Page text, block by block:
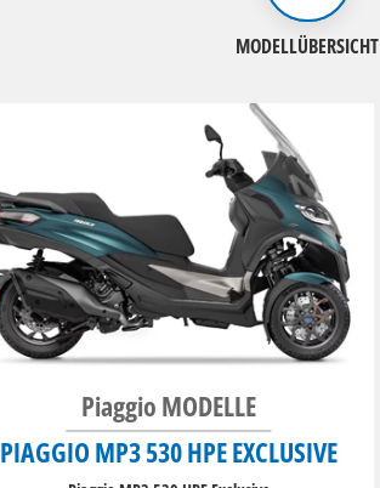
MODELLÜBERSICHT
Piaggio MODELLE
PIAGGIO MP3 530 HPE EXCLUSIVE